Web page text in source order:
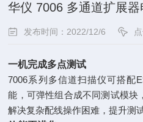
华仪 7006 多通道扩展
发布时间：2022/12/6
一机完成多点测试
7006系列多信道扫描仪可搭配
能，可弹性组合成不同测试模块
解决复杂配线操作困难，提升测